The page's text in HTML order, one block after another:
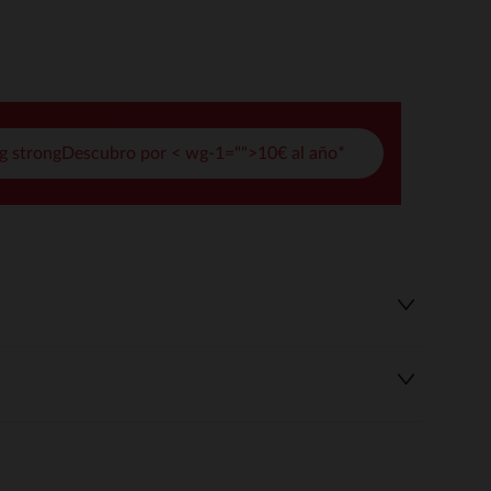
strongDescubro por < wg-1="">10€ al año*